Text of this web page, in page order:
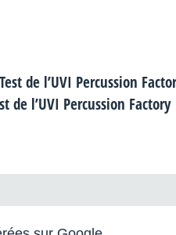
de l’UVI Percussion Factory